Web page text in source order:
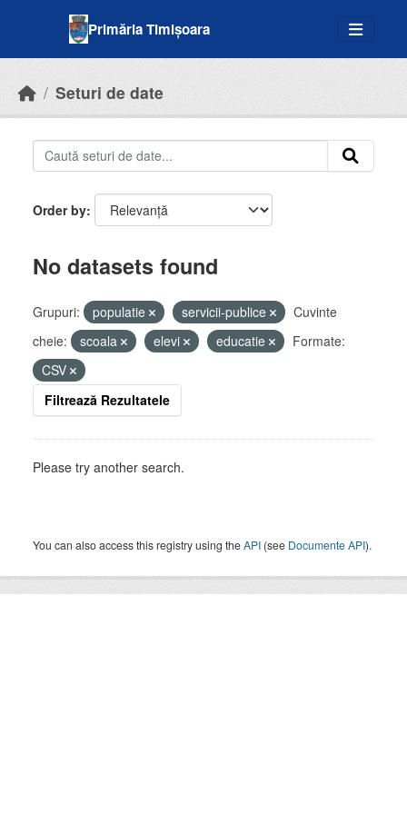
Primăria Timișoara
Seturi de date
Order by
No datasets found
Grupuri: populatie servicii-publice
Cuvinte
cheie:
scoala elevi educatie
Formate:
CSV
Filtrează Rezultatele
Please try another search.
You can also access this registry using theAPI (see Documente API).